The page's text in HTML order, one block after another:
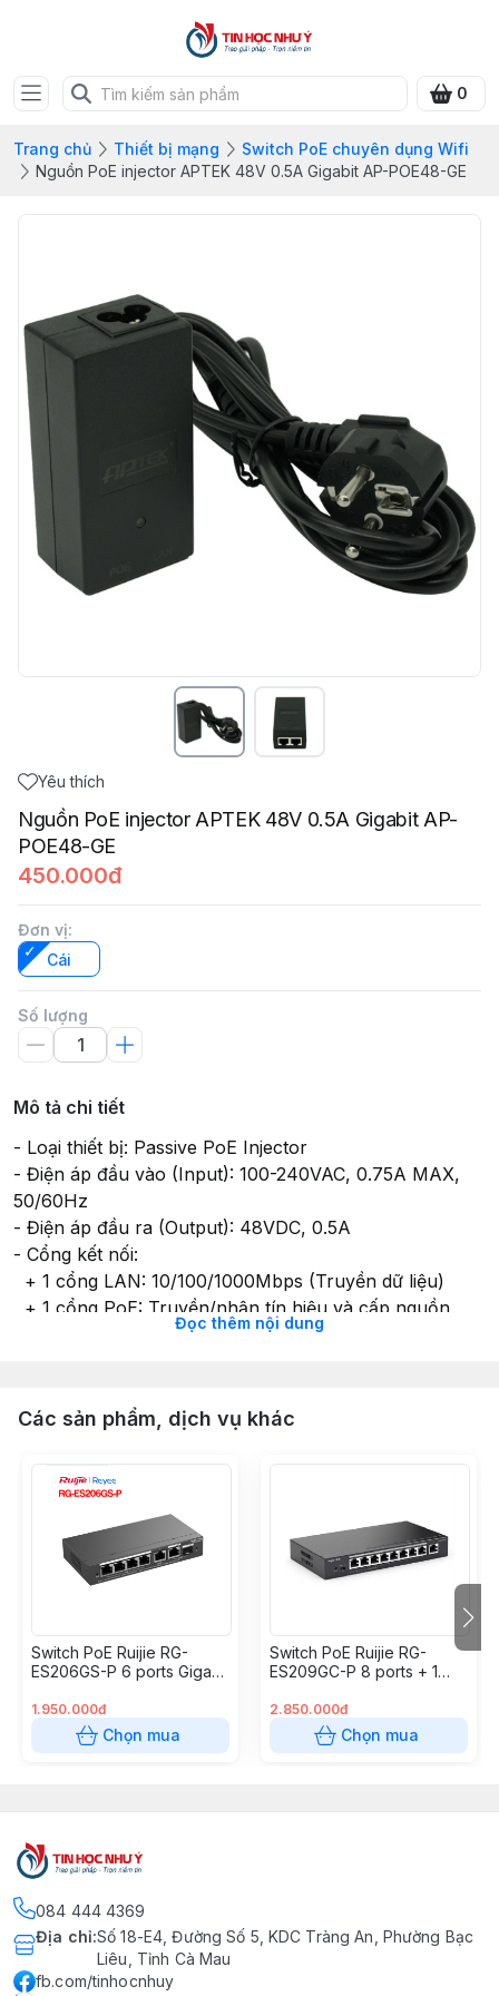
0
Trang chủ Thiết bị mạng
Switch PoE chuyên dụng Wifi
Nguồn PoE injector APTEK 48V 0.5A Gigabit AP-POE48-GE
Yêu thích
Nguồn PoE injector APTEK 48V 0.5A Gigabit AP-
POE48-GE
450.000đ
Đơn vị:
Cái
Số lượng
Mô tả chi tiết
- Loại thiết bị: Passive PoE Injector
- Điện áp đầu vào (Input): 100-240VAC, 0.75A MAX,
50/60Hz
- Điện áp đầu ra (Output): 48VDC, 0.5A
- Cổng kết nối:
+ 1 cổng LAN: 10/100/1000Mbps (Truyền dữ liệu)
+ 1 cổng PoE: Truyền/nhận tín hiệu và cấp nguồn
- Khoảng cách truyền tải: Lên đến 100m
bị không hỗ trợ nguồn PoE để tránh hỏng hóc.
Đọc thêm nội dung
Các sản phẩm, dịch vụ khác
Switch PoE Ruijie RG-
ES206GS-P 6 ports Gigabit
Gigabit/1 combo SFP)
1.950.000đ
Chọn mua
Switch PoE Ruijie RG-
ES209GC-P 8 ports + 1
2.850.000đ
Chọn mua
084 444 4369
Địa chỉ:Số 18-E4, Đường Số 5, KDC Tràng An, Phường Bạc
Liêu, Tỉnh Cà Mau
fb.com/tinhocnhuy